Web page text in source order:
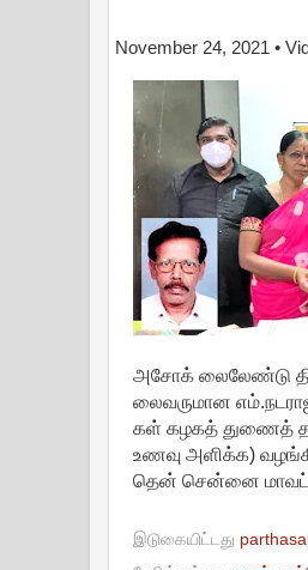
November 24, 2021 •
அசோக் லைலேண்டு
லைவருமான
கள் கழகத் துணைத்
உணவு அளிக்க)
தென் சென்னை மாவட்ட
இடுகையிட்டது